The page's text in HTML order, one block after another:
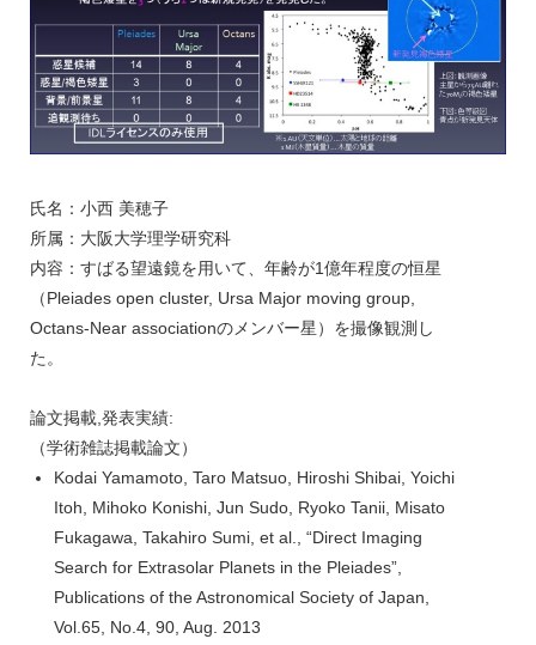
氏名：小西 美穂子
所属：大阪大学理学研究科
内容：すばる望遠鏡を用いて、年齢が1億年程度の恒星
（Pleiades open cluster, Ursa Major moving group,
Octans-Near associationのメンバー星）を撮像観測し
た。
論文掲載,発表実績:
（学術雑誌掲載論文）
Kodai Yamamoto, Taro Matsuo, Hiroshi Shibai, Yoichi
Itoh, Mihoko Konishi, Jun Sudo, Ryoko Tanii, Misato
Fukagawa, Takahiro Sumi, et al., “Direct Imaging
Search for Extrasolar Planets in the Pleiades”,
Publications of the Astronomical Society of Japan,
Vol.65, No.4, 90, Aug. 2013